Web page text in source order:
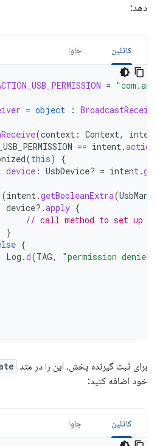
دهد:
کاتلین جاوا
=
= object :
(context : Context,
== intent.action
(this)
{
device : UsbDevice? = intent.
(intent.getBooleanExtra(
device?.apply {
// call method to set up
}
{
Log .d(TAG,
"permission
برای ثبت گیرنده پخش، این را در متد
خود اضافه کنید:
کاتلین جاوا